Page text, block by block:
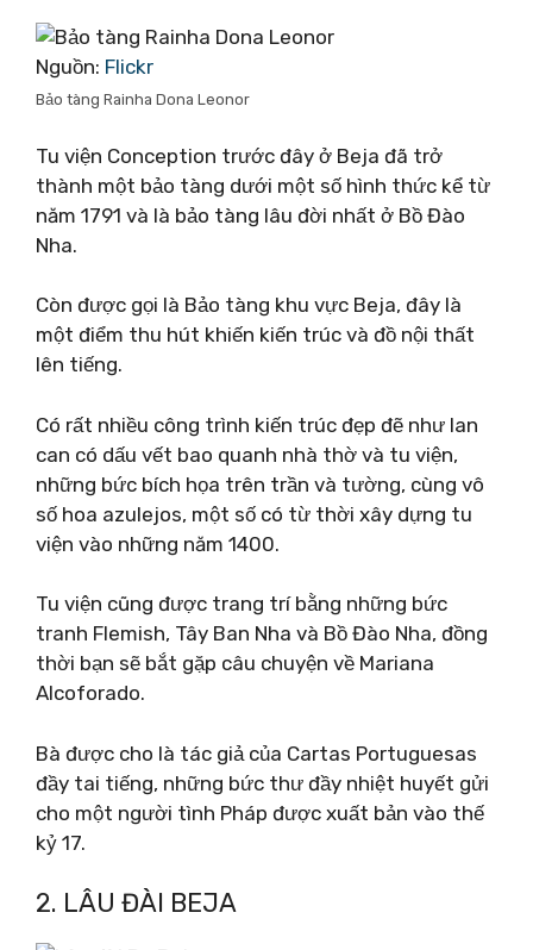
Nguồn: Flickr
Bảo tàng Rainha Dona Leonor
Tu viện Conception trước đây ở Beja đã trở
thành một bảo tàng dưới một số hình thức kể từ
năm 1791 và là bảo tàng lâu đời nhất ở Bồ Đào
Nha.
Còn được gọi là Bảo tàng khu vực Beja, đây là
một điểm thu hút khiến kiến ​​trúc và đồ nội thất
lên tiếng.
Có rất nhiều công trình kiến ​​trúc đẹp đẽ như lan
can có dấu vết bao quanh nhà thờ và tu viện,
những bức bích họa trên trần và tường, cùng vô
số hoa azulejos, một số có từ thời xây dựng tu
viện vào những năm 1400.
Tu viện cũng được trang trí bằng những bức
tranh Flemish, Tây Ban Nha và Bồ Đào Nha, đồng
thời bạn sẽ bắt gặp câu chuyện về Mariana
Alcoforado.
Bà được cho là tác giả của Cartas Portuguesas
đầy tai tiếng, những bức thư đầy nhiệt huyết gửi
cho một người tình Pháp được xuất bản vào thế
kỷ 17.
2. LÂU ĐÀI BEJA